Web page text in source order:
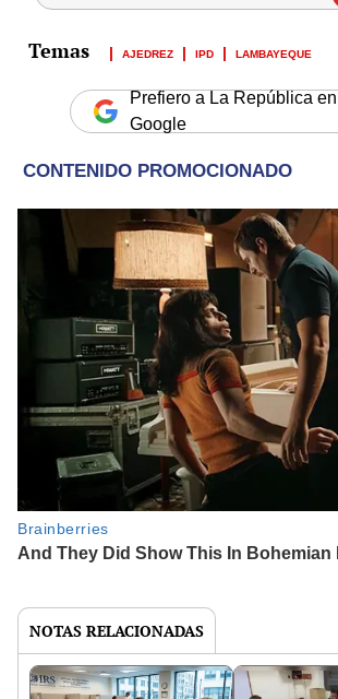
AJEDREZ IPD LAMBAYEQUE
Prefiero a La República en
Google
NOTAS RELACIONADAS